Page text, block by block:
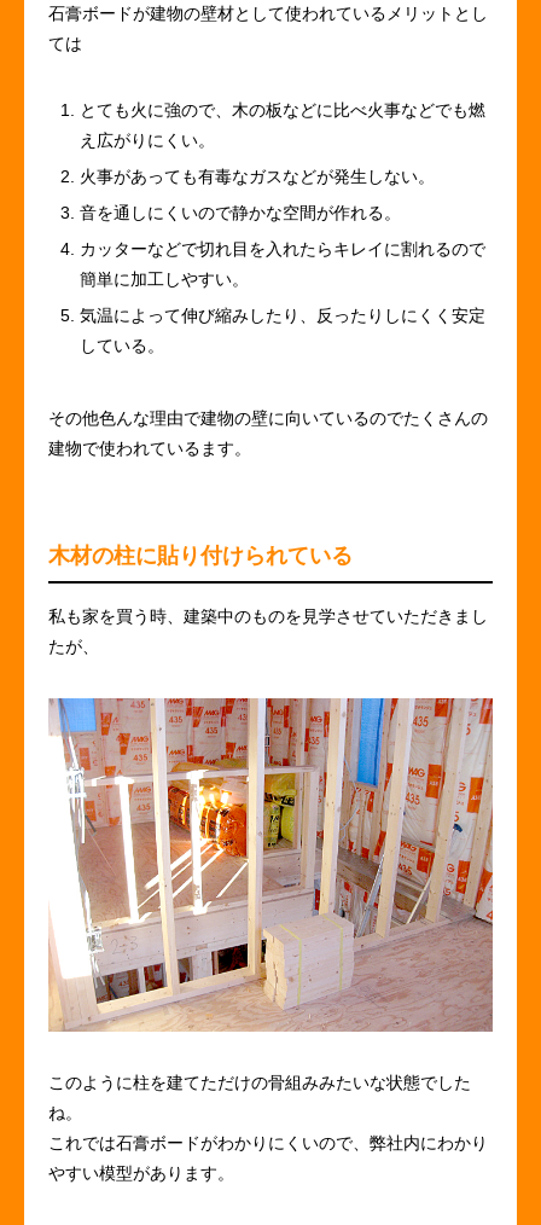
石膏ボードが建物の壁材として使われているメリットとし
ては
とても火に強ので、木の板などに比べ火事などでも燃
え広がりにくい。
火事があっても有毒なガスなどが発生しない。
音を通しにくいので静かな空間が作れる。
カッターなどで切れ目を入れたらキレイに割れるので
簡単に加工しやすい。
気温によって伸び縮みしたり、反ったりしにくく安定
している。
その他色んな理由で建物の壁に向いているのでたくさんの
建物で使われているます。
木材の柱に貼り付けられている
私も家を買う時、建築中のものを見学させていただきまし
たが、
このように柱を建てただけの骨組みみたいな状態でした
ね。
これでは石膏ボードがわかりにくいので、弊社内にわかり
やすい模型があります。